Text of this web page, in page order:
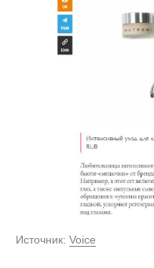
Источник: Voice